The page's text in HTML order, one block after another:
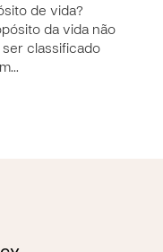
de vida?
da vida não
ser classificado